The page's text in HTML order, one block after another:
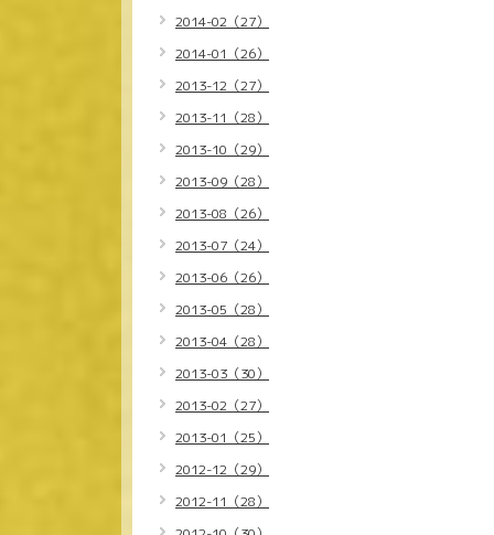
2014-02（27）
2014-01（26）
2013-12（27）
2013-11（28）
2013-10（29）
2013-09（28）
2013-08（26）
2013-07（24）
2013-06（26）
2013-05（28）
2013-04（28）
2013-03（30）
2013-02（27）
2013-01（25）
2012-12（29）
2012-11（28）